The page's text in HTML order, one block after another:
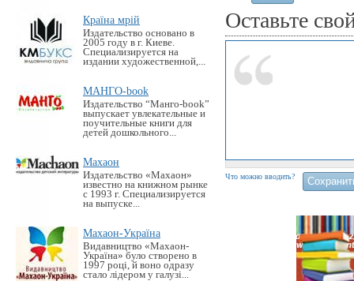
Країна мрій
Издательство основано в
2005 году в г. Киеве.
Специализируется на
издании художественной,...
МАНГО-book
Издательство “Манго-book”
выпускает увлекательные и
поучительные книги для
детей дошкольного...
Махаон
Издательство «Махаон»
известно на книжном рынке
с 1993 г. Специализируется
на выпуске...
Махаон-Україна
Видавництво «Махаон-
Україна» було створено в
1997 році, й воно одразу
стало лідером у галузі...
Оставьте
Что можно вводить?